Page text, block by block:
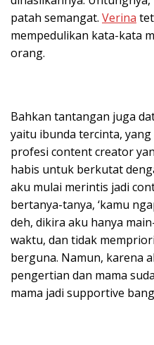
patah semangat. Verina
mempedulikan kata-kata
orang.
Bahkan tantangan juga
yaitu ibunda tercinta,
profesi content creator
habis untuk berkutat
aku mulai merintis jadi
bertanya-tanya, ‘kamu
deh, dikira aku hanya
waktu, dan tidak
berguna. Namun, karena
pengertian dan mama
mama jadi supportive